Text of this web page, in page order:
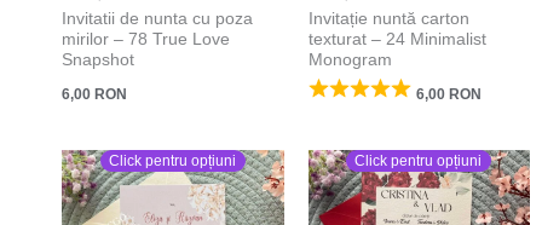
Invitatii de nunta cu poza
mirilor – 78 True Love
Snapshot
6,00RON
Invitație nuntă carton
texturat – 24 Minimalist
Monogram
6,00 RON
Click pentru opțiuni Click pentru opțiuni